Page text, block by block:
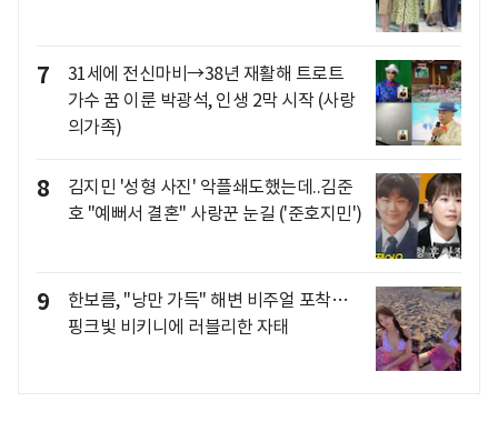
7
31세에 전신마비→38년 재활해 트로트
가수 꿈 이룬 박광석, 인생 2막 시작 (사랑
의가족)
8
김지민 '성형 사진' 악플쇄도했는데..김준
호 "예뻐서 결혼" 사랑꾼 눈길 ('준호지민')
9
한보름, "낭만 가득" 해변 비주얼 포착…
핑크빛 비키니에 러블리한 자태